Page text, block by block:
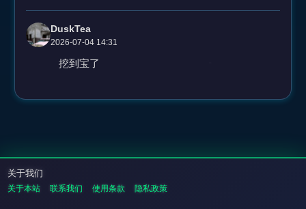
DuskTea
2026-07-04 14:31
挖到宝了
关于我们
关于本站 联系我们 使用条款 隐私政策